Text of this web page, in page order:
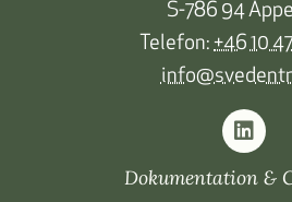
S-786 94
Telefon: +46 10
Dokumentation &